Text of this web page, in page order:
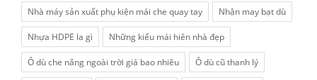
Nhà máy sản xuất phụ kiện mái che quay tay Nhận may bạt dù
Nhựa HDPE la gì Những kiểu mái hiên nhà đẹp
Ô dù che nắng ngoài trời giá bao nhiêu Ô dù cũ thanh lý